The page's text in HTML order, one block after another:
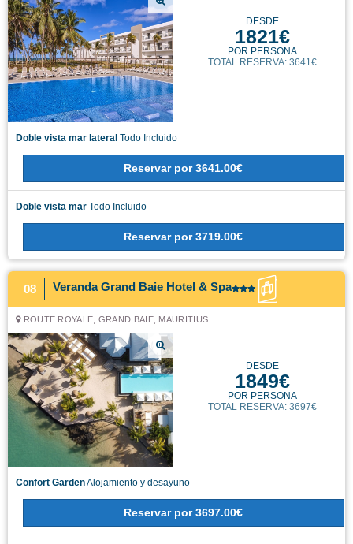
DESDE
1821€
POR PERSONA
TOTAL RESERVA: 3641€
Doble vista mar lateral Todo Incluido
Reservar por 3641.00€
Doble vista mar Todo Incluido
Reservar por 3719.00€
08 Veranda Grand Baie Hotel & Spa
ROUTE ROYALE, GRAND BAIE, MAURITIUS
DESDE
1849€
POR PERSONA
TOTAL RESERVA: 3697€
Confort GardenAlojamiento y desayuno
Reservar por 3697.00€